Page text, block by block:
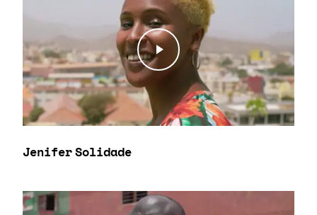
Play Video
Jenifer Solidade
Play Video